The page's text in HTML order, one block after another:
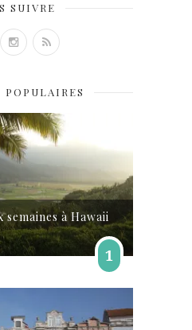
SUIVRE
POPULAIRES
à Hawaii
1